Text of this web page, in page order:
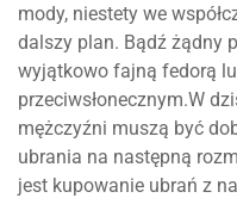
mody, niestety we
dalszy plan. Bądź żądny
wyjątkowo fajną fedorą
przeciwsłonecznym.W
mężczyźni muszą być
ubrania na następną
jest kupowanie ubrań z